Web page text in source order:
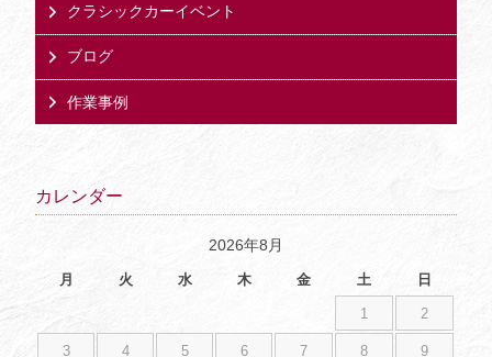
クラシックカーイベント
ブログ
作業事例
カレンダー
2026年8月
月 火 水 木 金 土 日
1 2
3 4 5 6 7 8 9